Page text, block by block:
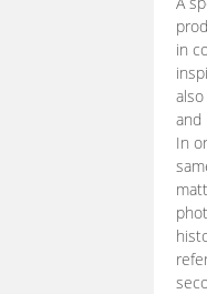
in
and
In